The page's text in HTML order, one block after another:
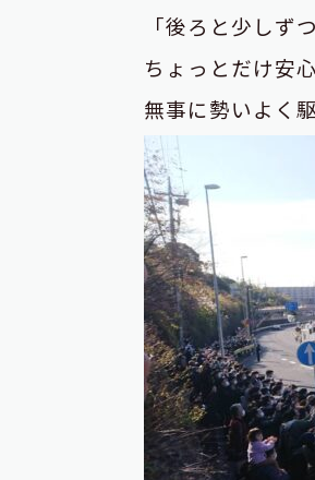
「後ろと少しず
ちょっとだけ安
無事に勢いよく